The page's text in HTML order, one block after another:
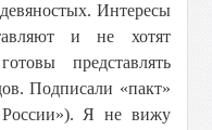
Интересы
и не хотят
представлять
Подписали «пакт»
России»). Я не вижу